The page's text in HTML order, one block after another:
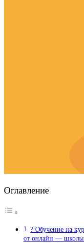
Оглавление
? Обучение на
от онлайн — школы